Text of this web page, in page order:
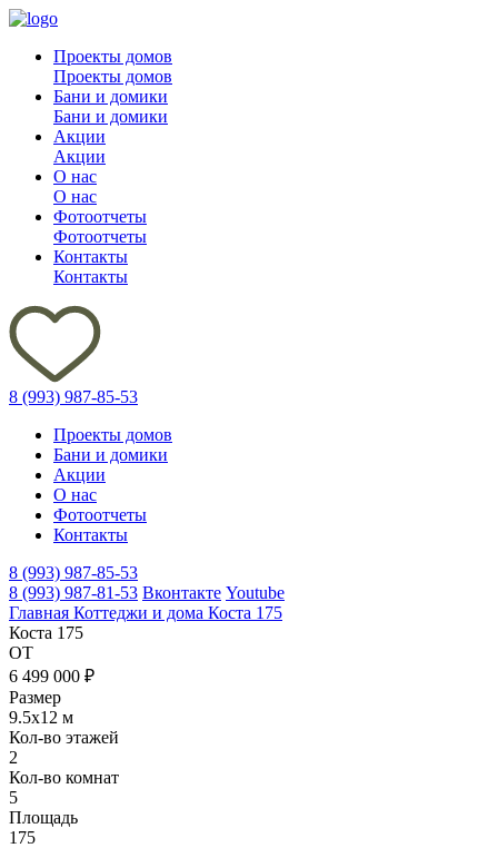
Проекты домов
Проекты домов
Бани и домики
Бани и домики
Акции
Акции
О нас
О нас
Фотоотчеты
Фотоотчеты
Контакты
Контакты
8 (993) 987-85-53
Проекты домов
Бани и домики
Акции
О нас
Фотоотчеты
Контакты
8 (993) 987-85-53
8 (993) 987-81-53 Вконтакте Youtube
Главная Коттеджи и дома Коста 175
Коста 175
ОТ
6 499 000 ₽
Размер
9.5х12 м
Кол-во этажей
2
Кол-во комнат
5
Площадь
175